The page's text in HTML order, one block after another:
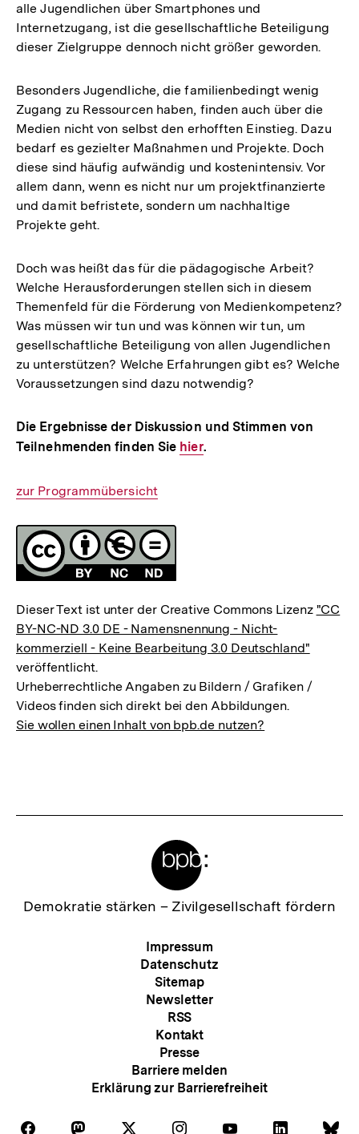
alle Jugendlichen über Smartphones und
Internetzugang, ist die gesellschaftliche Beteiligung
dieser Zielgruppe dennoch nicht größer geworden.
Besonders Jugendliche, die familienbedingt wenig
Zugang zu Ressourcen haben, finden auch über die
Medien nicht von selbst den erhofften Einstieg. Dazu
bedarf es gezielter Maßnahmen und Projekte. Doch
diese sind häufig aufwändig und kostenintensiv. Vor
allem dann, wenn es nicht nur um projektfinanzierte
und damit befristete, sondern um nachhaltige
Projekte geht.
Doch was heißt das für die pädagogische Arbeit?
Welche Herausforderungen stellen sich in diesem
Themenfeld für die Förderung von Medienkompetenz?
Was müssen wir tun und was können wir tun, um
gesellschaftliche Beteiligung von allen Jugendlichen
zu unterstützen? Welche Erfahrungen gibt es? Welche
Voraussetzungen sind dazu notwendig?
Die Ergebnisse der Diskussion und Stimmen von
Teilnehmenden finden Sie Interner
hier.
Interner
zur Programmübersicht
Fussnoten
Lizenz
Dieser Text ist unter der Creative Commons Lizenz "CC
BY-NC-ND 3.0 DE - Namensnennung - Nicht-
kommerziell - Keine Bearbeitung 3.0 Deutschland"
veröffentlicht.
Urheberrechtliche Angaben zu Bildern / Grafiken /
Videos finden sich direkt bei den Abbildungen.
Sie wollen einen Inhalt von bpb.de nutzen?
Zur
Demokratie stärken – Zivilgesellschaft fördern
Meta-
Navigation
Impressum
Datenschutz
Sitemap
Newsletter
RSS
Kontakt
Presse
Barriere melden
Erklärung zur Barrierefreiheit
Auf Auf